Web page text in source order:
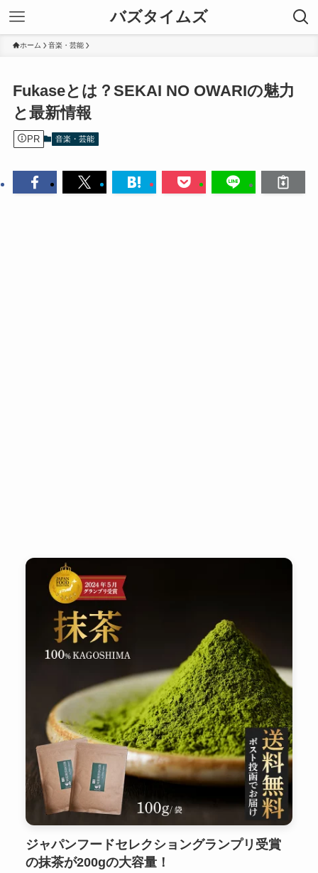
バズタイムズ
ホーム 音楽・芸能
Fukaseとは？SEKAI NO OWARIの魅力
と最新情報
PR 音楽・芸能
ジャパンフードセレクショングランプリ受賞
の抹茶が200gの大容量！